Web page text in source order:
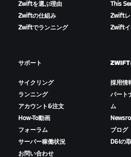
Zwiftを選ぶ理由
Zwiftの仕組み
Zwiftでランニング
This
Zwiftレ
Zwiftイ
サポート
サイクリング
ランニング
アカウント&注文
How-To動画
フォーラム
サーバー稼働状況
お問い合わせ
ZWIFT
採用情
パート
ム
ブログ
D&Iの